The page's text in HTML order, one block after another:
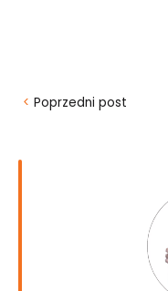
< Poprzedni post